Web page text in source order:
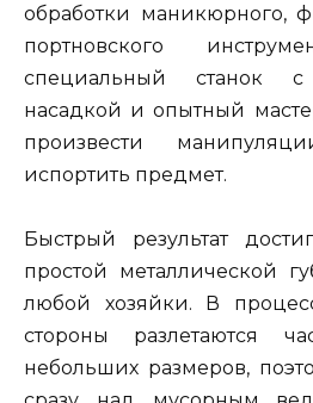
обработки маникюрного,
портновского
специальный станок с
насадкой и опытный
произвести
испортить предмет.
Быстрый результат
простой металлической
любой хозяйки. В
стороны разлетаются
небольших размеров,